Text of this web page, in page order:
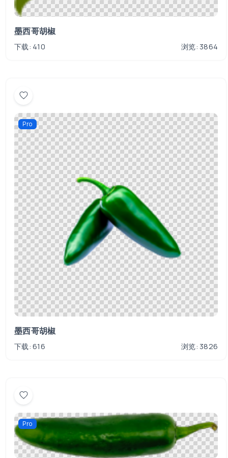
墨西哥胡椒
下载: 410 浏览: 3864
Pro
墨西哥胡椒
下载: 616 浏览: 3826
Pro